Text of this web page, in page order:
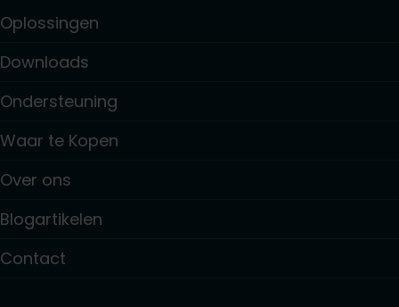
Oplossingen
Downloads
Ondersteuning
Waar te Kopen
Over ons
Blogartikelen
Contact